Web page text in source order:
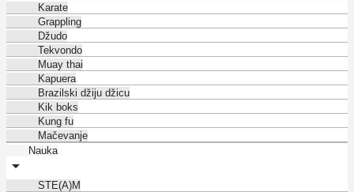
Karate
Grappling
Džudo
Tekvondo
Muay thai
Kapuera
Brazilski džiju džicu
Kik boks
Kung fu
Mačevanje
Nauka
STE(A)M